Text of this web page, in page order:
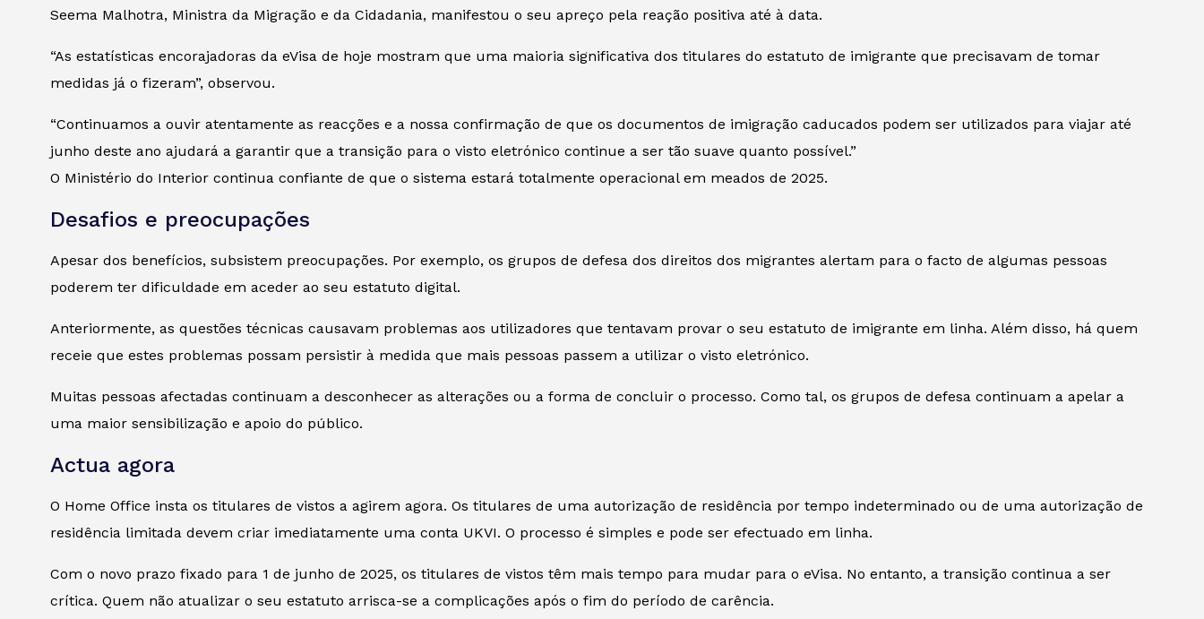
Seema Malhotra, Ministra da Migração e da Cidadania, manifestou o seu apreço pela reação positiva até à data.
“As estatísticas encorajadoras da eVisa de hoje mostram que uma maioria significativa dos titulares do estatuto de imigrante que precisavam de tomar
medidas já o fizeram”, observou.
“Continuamos a ouvir atentamente as reacções e a nossa confirmação de que os documentos de imigração caducados podem ser utilizados para viajar até
junho deste ano ajudará a garantir que a transição para o visto eletrónico continue a ser tão suave quanto possível.”
O Ministério do Interior continua confiante de que o sistema estará totalmente operacional em meados de 2025.
Desafios e preocupações
Apesar dos benefícios, subsistem preocupações. Por exemplo, os grupos de defesa dos direitos dos migrantes alertam para o facto de algumas pessoas
poderem ter dificuldade em aceder ao seu estatuto digital.
Anteriormente, as questões técnicas causavam problemas aos utilizadores que tentavam provar o seu estatuto de imigrante em linha. Além disso, há quem
receie que estes problemas possam persistir à medida que mais pessoas passem a utilizar o visto eletrónico.
Muitas pessoas afectadas continuam a desconhecer as alterações ou a forma de concluir o processo. Como tal, os grupos de defesa continuam a apelar a
uma maior sensibilização e apoio do público.
Actua agora
O Home Office insta os titulares de vistos a agirem agora. Os titulares de uma autorização de residência por tempo indeterminado ou de uma autorização de
residência limitada devem criar imediatamente uma conta UKVI. O processo é simples e pode ser efectuado em linha.
Com o novo prazo fixado para 1 de junho de 2025, os titulares de vistos têm mais tempo para mudar para o eVisa. No entanto, a transição continua a ser
crítica. Quem não atualizar o seu estatuto arrisca-se a complicações após o fim do período de carência.